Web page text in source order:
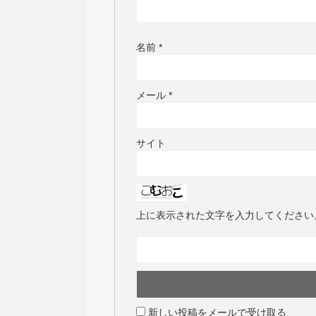
名前 *
メール *
サイト
上に表示された文字を入力してください
新しい投稿をメールで受け取る